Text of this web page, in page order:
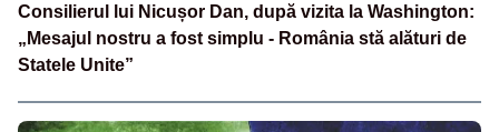
Consilierul lui Nicușor Dan, după vizita la Washington:
„Mesajul nostru a fost simplu - România stă alături de
Statele Unite”